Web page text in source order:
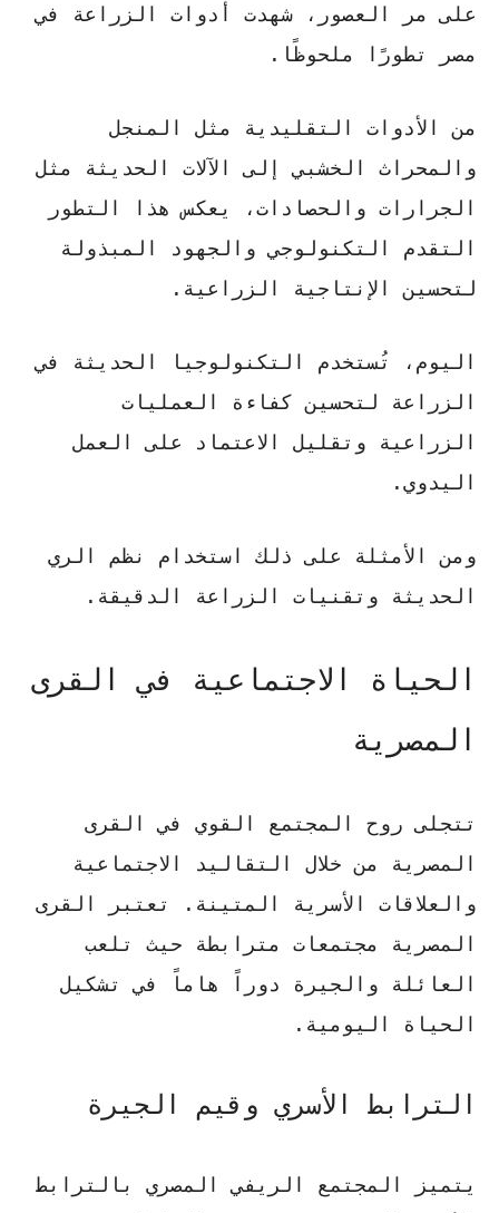
على مر العصور، شهدت أدوات الزراعة في
مصر تطورًا ملحوظًا.
من الأدوات التقليدية مثل
المنجل
و المحراث الخشبيإلى الآلات الحديثة مثل
الجرارات والحصادات، يعكس هذا التطور
التقدم التكنولوجي والجهود المبذولة
لتحسين الإنتاجية الزراعية.
اليوم، تُستخدم التكنولوجيا الحديثة في
الزراعة لتحسين كفاءة العمليات
الزراعية وتقليل الاعتماد على العمل
اليدوي.
ومن الأمثلة على ذلك استخدام نظم الري
الحديثة وتقنيات الزراعة الدقيقة.
الحياة الاجتماعية في القرى
المصرية
تتجلى روح المجتمع القوي في القرى
المصرية من خلال التقاليد الاجتماعية
والعلاقات الأسرية المتينة. تعتبر القرى
المصرية مجتمعات مترابطة حيث تلعب
العائلة والجيرة دوراً هاماً في تشكيل
الحياة اليومية.
الترابط الأسري وقيم الجيرة
يتميز المجتمع الريفي المصري بالترابط